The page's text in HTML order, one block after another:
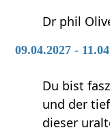
Dr phil
09.04.2027 -
Du bist
und der
dieser